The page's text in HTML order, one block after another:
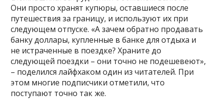
Они просто хранят купюры, оставшиеся после
путешествия за границу, и используют их при
следующем отпуске. «А зачем обратно продавать
банку доллары, купленные в банке для отдыха и
не истраченные в поездке? Храните до
следующей поездки – они точно не подешевеют»,
– поделился лайфхаком один из читателей. При
этом многие подписчики отметили, что
поступают точно так же.